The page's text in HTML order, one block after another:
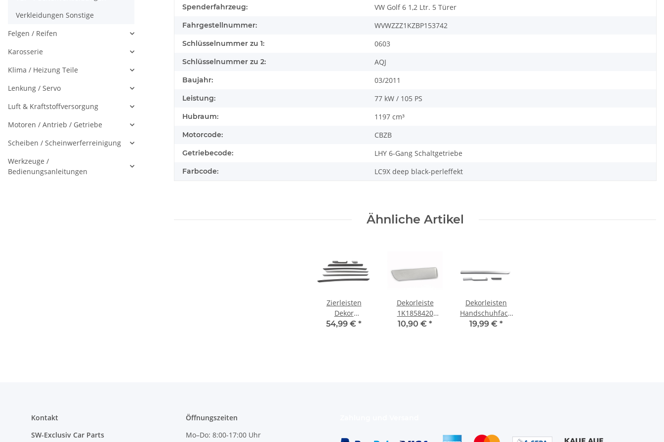
Spenderfahrzeug: VW Golf 6 1,2 Ltr. 5 Türer
Fahrgestellnummer: WVWZZZ1KZBP153742
Schlüsselnummer zu 1: 0603
Schlüsselnummer zu 2: AQJ
Baujahr: 03/2011
Leistung: 77 kW / 105 PS
Hubraum: 1197 cm³
Motorcode: CBZB
Getriebecode: LHY 6-Gang Schaltgetriebe
Farbcode: LC9X deep black-perleffekt
Ähnliche Artikel
Zierleisten
Dekor
honeycomb VW
54,99 € *
Dekorleiste
1K1858420
Zierleiste
10,90 € *
Dekorleisten
Handschuhfach
Armaturenbrett
19,99 € *
Verkleidungen Sonstige
Felgen / Reifen
Karosserie
Klima / Heizung Teile
Lenkung / Servo
Luft & Kraftstoffversorgung
Motoren / Antrieb / Getriebe
Scheiben / Scheinwerferreinigung
Werkzeuge /
Bedienungsanleitungen
Kontakt
SW-Exclusiv Car Parts
Öffnungszeiten
Mo–Do: 8:00-17:00 Uhr